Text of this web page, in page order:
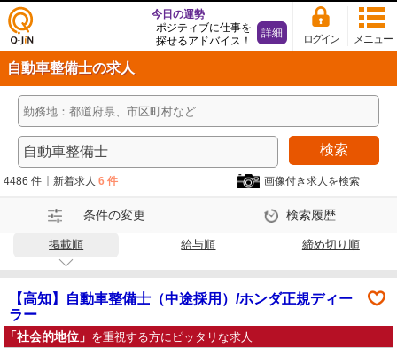
仕事
探し
の求
人サ
イト
Q-Ji
メニュー
ログイン
今日の運勢
ポジティブに仕事を
探せるアドバイス！
詳細
自動車整備士の求人
検索
4486 件 新着求人 6 件 画像付き求人を検索
条件の変更 検索履歴
掲載順 給与順 締め切り順
【高知】自動車整備士（中途採用）/ホンダ正規ディー
ラー
「社会的地位」 を重視する方にピッタリな求人